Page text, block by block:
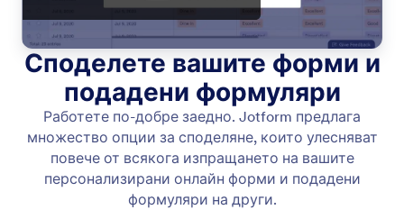
управление в Jotform.
Search all features
Функции на Jotform СътрудничествоКатегория
Категории за функции